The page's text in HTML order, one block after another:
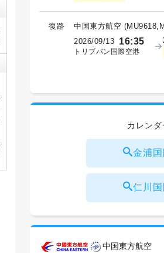
復路 中国東方航空 (
2026/09/13 16:35
トリブバン国際空港
カレン
金浦
仁川
中国東方航空